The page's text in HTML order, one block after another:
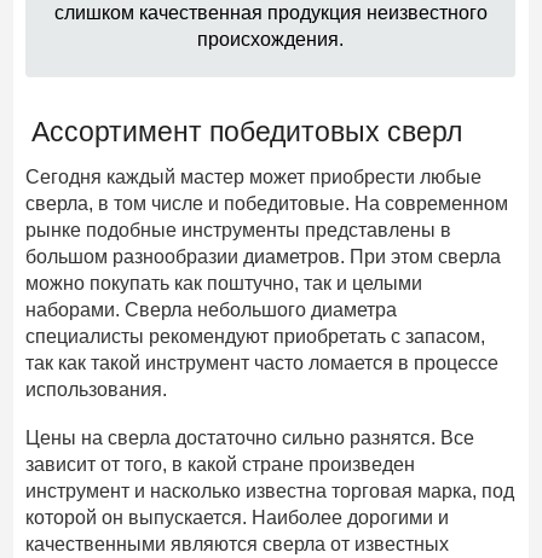
слишком качественная продукция неизвестного
происхождения.
Ассортимент победитовых сверл
Сегодня каждый мастер может приобрести любые
сверла, в том числе и победитовые. На современном
рынке подобные инструменты представлены в
большом разнообразии диаметров. При этом сверла
можно покупать как поштучно, так и целыми
наборами. Сверла небольшого диаметра
специалисты рекомендуют приобретать с запасом,
так как такой инструмент часто ломается в процессе
использования.
Цены на сверла достаточно сильно разнятся. Все
зависит от того, в какой стране произведен
инструмент и насколько известна торговая марка, под
которой он выпускается. Наиболее дорогими и
качественными являются сверла от известных